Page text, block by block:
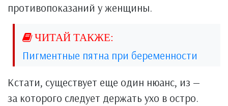
противопоказаний у женщины.
Пигментные пятна при беременности
Кстати, существует еще один нюанс, из —
за которого следует держать ухо в остро.